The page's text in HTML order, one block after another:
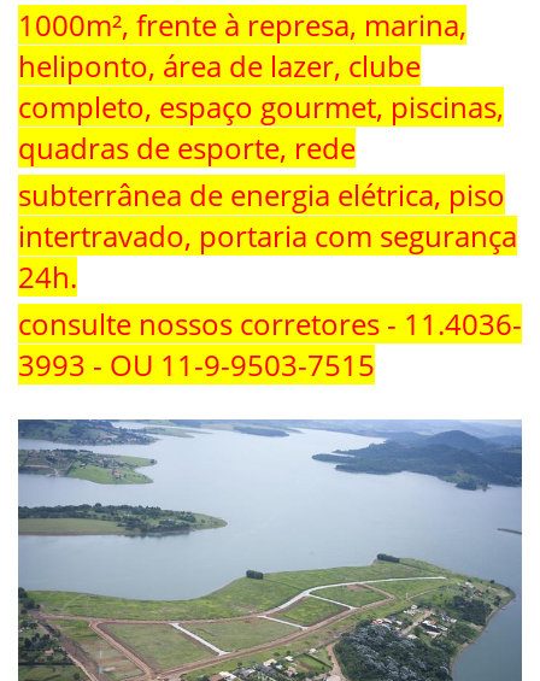
1000m², frente à represa, marina,
heliponto, área de lazer, clube
completo, espaço gourmet, piscinas,
quadras de esporte, rede
subterrânea de energia elétrica, piso
intertravado, portaria com segurança
24h.
consulte nossos corretores - 11.4036-
3993 - OU 11-9-9503-7515